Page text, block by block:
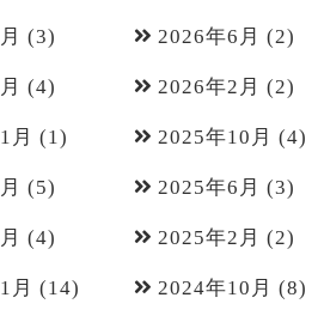
(3) 2026年6月 (2)
(4) 2026年2月 (2)
月 (1) 2025年10月 (4)
(5) 2025年6月 (3)
(4) 2025年2月 (2)
月 (14) 2024年10月 (8)